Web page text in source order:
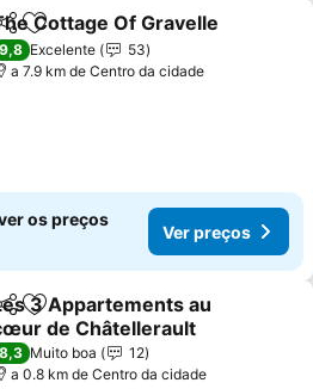
Adicionar aos favoritos
Cottage Of Gravelle
9,8 Excelente
53
a 7.9 km de Centro da cidade
os preços
Ver preços
Adicionar aos favoritos
3 Appartements au
de Châtellerault
8,3 Muito boa
12
a 0.8 km de Centro da cidade